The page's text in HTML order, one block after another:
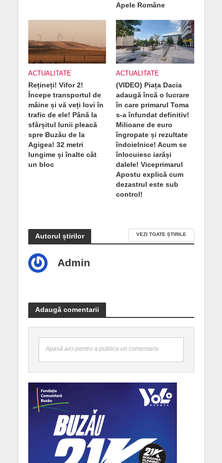
Apele Române
ACTUALITATE
Rețineți! Vifor 2!
Începe transportul de
mâine și vă veți lovi în
trafic de ele! Până la
sfârșitul lunii pleacă
spre Buzău de la
Agigea! 32 metri
lungime și înalte cât
un bloc
ACTUALITATE
(VIDEO) Piața Dacia
adaugă încă o lucrare
în care primarul Toma
s-a înfundat definitiv!
Milioane de euro
îngropate și rezultate
îndoielnice! Acum se
înlocuiesc iarăși
dalele! Viceprimarul
Apostu explică cum
dezastrul este sub
control!
Autorul știrilor VEZI TOATE ȘTIRILE
Admin
Adaugă comentarii
Apasă aici pentru a publica un comentariu